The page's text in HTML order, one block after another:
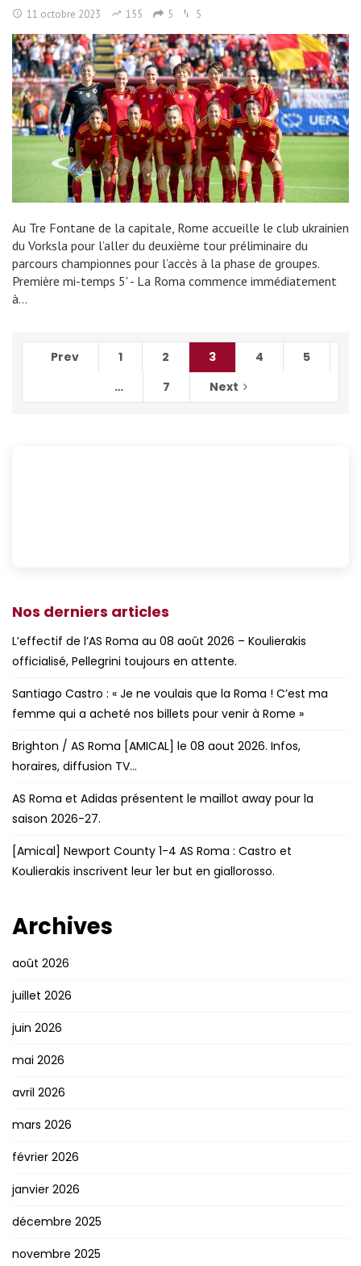
11 octobre 2023 155 5 5
Au Tre Fontane de la capitale, Rome accueille le club ukrainien
du Vorksla pour l’aller du deuxième tour préliminaire du
parcours championnes pour l’accès à la phase de groupes.
Première mi-temps 5' - La Roma commence immédiatement
à…
Prev 1 2 3 4
5
…
7 Next
Nos derniers articles
L’effectif de l’AS Roma au 08 août 2026 – Koulierakis
officialisé, Pellegrini toujours en attente.
Santiago Castro : « Je ne voulais que la Roma ! C’est ma
femme qui a acheté nos billets pour venir à Rome »
Brighton / AS Roma [AMICAL] le 08 aout 2026. Infos,
horaires, diffusion TV…
AS Roma et Adidas présentent le maillot away pour la
saison 2026-27.
[Amical] Newport County 1-4 AS Roma : Castro et
Koulierakis inscrivent leur 1er but en giallorosso.
Archives
août 2026
juillet 2026
juin 2026
mai 2026
avril 2026
mars 2026
février 2026
janvier 2026
décembre 2025
novembre 2025